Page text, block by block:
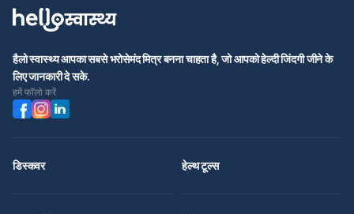
हैलो स्वास्थ्य आपका सबसे भरोसेमंद मित्र बनना चाहता है, जो आपको हेल्दी जिंदगी जीने के
लिए जानकारी दे सके.
हमें फॉलो करें
डिस्कवर हेल्थ टूल्स